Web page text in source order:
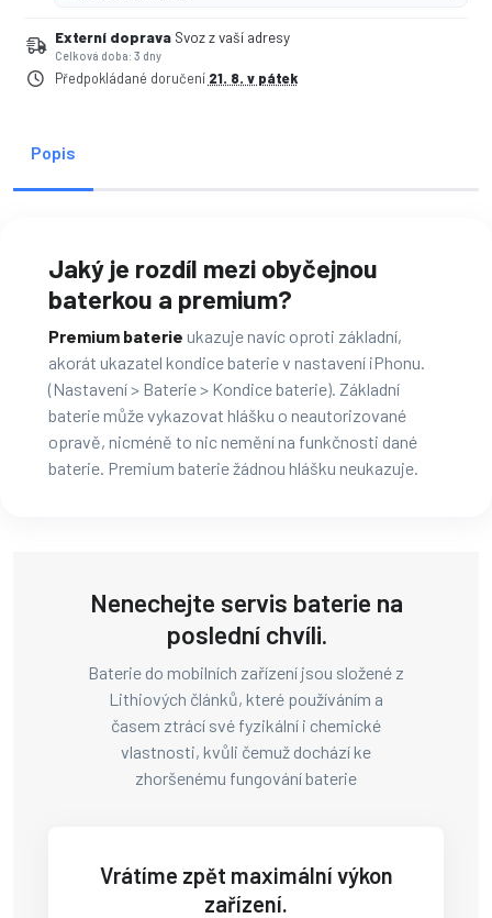
Externí doprava Svoz z vaší adresy
Celková doba: 3 dny
Předpokládané doručení 21. 8. v pátek
Popis
Jaký je rozdíl mezi obyčejnou
baterkou a premium?
Premium baterie ukazuje navíc oproti základní,
akorát ukazatel kondice baterie v nastavení iPhonu.
(Nastavení > Baterie > Kondice baterie). Základní
baterie může vykazovat hlášku o neautorizované
opravě, nicméně to nic nemění na funkčnosti dané
baterie. Premium baterie žádnou hlášku neukazuje.
Nenechejte servis baterie na
poslední chvíli.
Baterie do mobilních zařízení jsou složené z
Lithiových článků, které používáním a
časem ztrácí své fyzikální i chemické
vlastnosti, kvůli čemuž dochází ke
zhoršenému fungování baterie
Vrátíme zpět maximální výkon
zařízení.